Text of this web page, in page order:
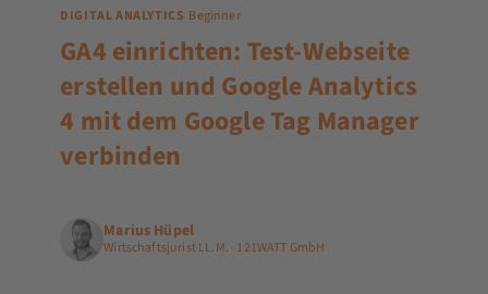
DIGITAL ANALYTICS Beginner
GA4 einrichten: Test-Webseite
erstellen und Google Analytics
4 mit dem Google Tag Manager
verbinden
Marius Hüpel
Wirtschaftsjurist LL.M. · 121WATT GmbH